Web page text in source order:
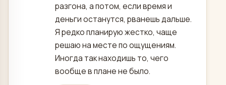
разгона, а потом, если время и
деньги останутся, рванешь дальше.
Я редко планирую жестко, чаще
решаю на месте по ощущениям.
Иногда так находишь то, чего
вообще в плане не было.